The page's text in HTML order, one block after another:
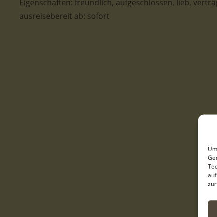
Eigenschaften: freundlich, aufgeschlossen, lieb,
ausreisebereit ab: sofort